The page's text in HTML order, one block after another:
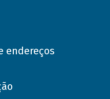
endereços